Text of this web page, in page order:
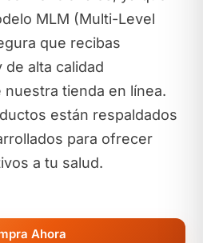
MLM (Multi-Level
que recibas
alta calidad
tienda en línea.
están respaldados
para ofrecer
a tu salud.
Ahora